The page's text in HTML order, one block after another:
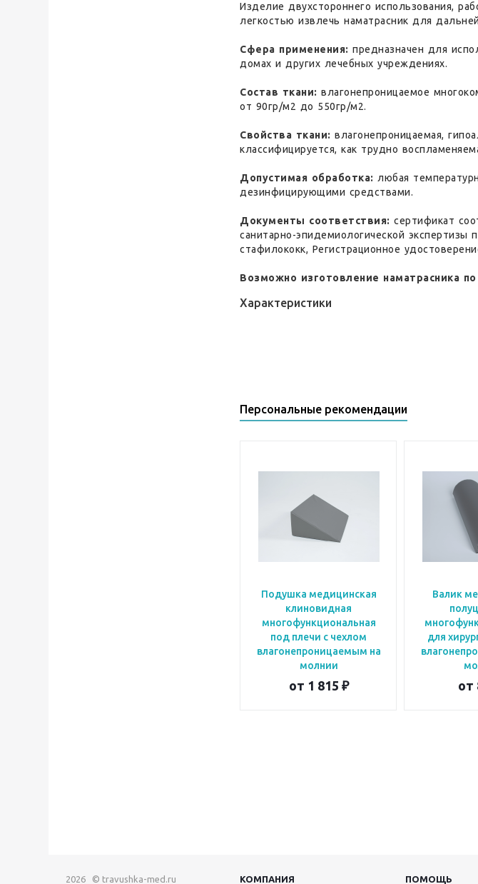
Изделие двухстороннего использования,
легкостью извлечь наматрасник для
Сфера применения: предназначен для
домах и других лечебных учреждениях.
Состав ткани: влагонепроницаемое
от 90гр/м2 до 550гр/м2.
Свойства ткани: влагонепроницаемая,
классифицируется, как трудно
Допустимая обработка: любая
дезинфицирующими средствами.
Документы соответствия: сертификат
санитарно-эпидемиологической
стафилококк, Регистрационное
Возможно изготовление наматрасника
Характеристики
Персональные рекомендации
Подушка медицинская
клиновидная
многофункциональная
под плечи с чехлом
влагонепроницаемым на
молнии
от 1 815 ₽
Валик
для
от
2026 © travushka-med.ru КОМПАНИЯ ПОМОЩЬ